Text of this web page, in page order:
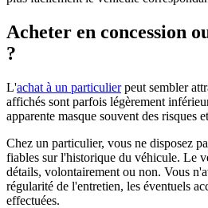
Acheter en concession
?
L'achat à un particulierpeut sembler
affichés sont parfois légèrement
apparente masque souvent des risques
Chez un particulier, vous ne disposez
fiables sur l'historique du véhicule. Le
détails, volontairement ou non. Vous
régularité de l'entretien, les éventuels
effectuées.